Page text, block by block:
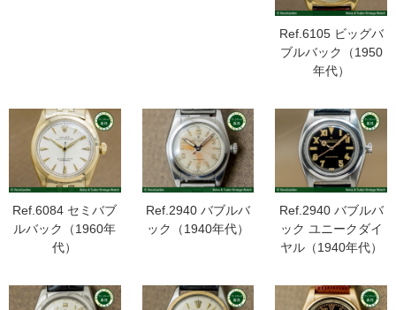
Ref.6105 ビッグバ
ブルバック（1950
年代）
Ref.6084 セミバブ
ルバック（1960年
代）
Ref.2940 バブルバ
ック（1940年代）
Ref.2940 バブルバ
ック ユニークダイ
ヤル（1940年代）